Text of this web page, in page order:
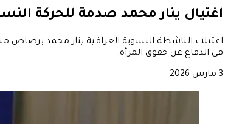
اغتيال ينار محمد صدمة للحركة
اغتيلت الناشطة النسوية العراقية ينار محمد برصاص
في الدفاع عن حقوق المرأة.
3 مارس 2026